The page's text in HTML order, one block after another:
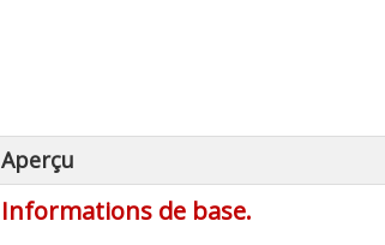
Aperçu
Informations de base.